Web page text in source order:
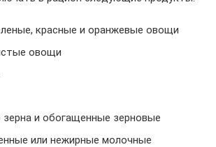
красные и оранжевые овощи
овощи
зерна и обогащенные зерновые
или нежирные молочные